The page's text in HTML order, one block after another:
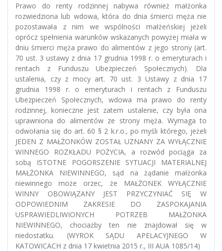
Prawo do renty rodzinnej nabywa również małżonka
rozwiedziona lub wdowa, która do dnia śmierci męża nie
pozostawała z nim we wspólności małżeńskiej jeżeli
oprócz spełnienia warunków wskazanych powyżej miała w
dniu śmierci męża prawo do alimentów z jego strony (art.
70 ust. 3 ustawy z dnia 17 grudnia 1998 r. o emeryturach i
rentach z Funduszu Ubezpieczeń Społecznych). Dla
ustalenia, czy z mocy art. 70 ust. 3 Ustawy z dnia 17
grudnia 1998 r. o emeryturach i rentach z Funduszu
Ubezpieczeń Społecznych, wdowa ma prawo do renty
rodzinnej, konieczne jest zatem ustalenie, czy była ona
uprawniona do alimentów ze strony męża. Wymaga to
odwołania się do art. 60 § 2 k.r.o., po myśli którego, jeżeli
JEDEN Z MAŁŻONKÓW ZOSTAŁ UZNANY ZA WYŁĄCZNIE
WINNEGO ROZKŁADU POŻYCIA, a rozwód pociąga za
sobą ISTOTNE POGORSZENIE SYTUACJI MATERIALNEJ
MAŁŻONKA NIEWINNEGO, sąd na żądanie małżonka
niewinnego może orzec, że MAŁŻONEK WYŁĄCZNIE
WINNY OBOWIĄZANY JEST PRZYCZYNIAĆ SIĘ W
ODPOWIEDNIM ZAKRESIE DO ZASPOKAJANIA
USPRAWIEDLIWIONYCH POTRZEB MAŁŻONKA
NIEWINNEGO, chociażby ten nie znajdował się w
niedostatku. (WYROK SĄDU APELACYJNEGO W
KATOWICACH z dnia 17 kwietnia 2015 r., III AUA 1085/14)